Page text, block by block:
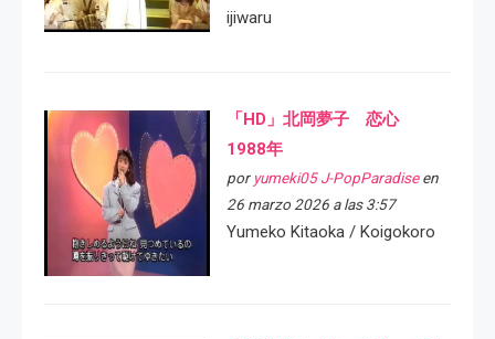
ijiwaru
「HD」北岡夢子 恋心
1988年
por yumeki05 J-PopParadiseen
26 marzo 2026 a las 3:57
Yumeko Kitaoka / Koigokoro